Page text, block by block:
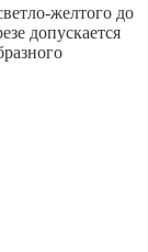
желтого до
допускается